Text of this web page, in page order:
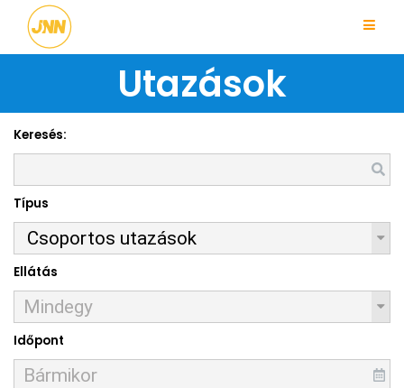
Utazások
Keresés:
Típus
Ellátás
Időpont